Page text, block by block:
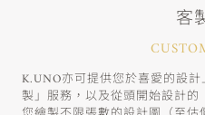
客
K.UNO亦可提供您於喜愛的設
製」服務，以及從頭開始設計